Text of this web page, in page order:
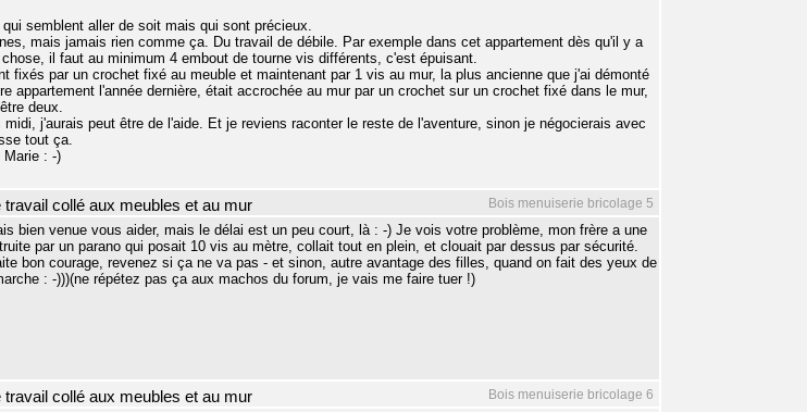
semblent aller de soit mais qui sont précieux.
mais jamais rien comme ça. Du travail de débile. Par exemple dans cet appartement dès qu'il y a
il faut au minimum 4 embout de tourne vis différents, c'est épuisant.
fixés par un crochet fixé au meuble et maintenant par 1 vis au mur, la plus ancienne que j'ai démonté
appartement l'année dernière, était accrochée au mur par un crochet sur un crochet fixé dans le mur,
deux.
j'aurais peut être de l'aide. Et je reviens raconter le reste de l'aventure, sinon je négocierais avec
tout ça.
Marie : -)
Bois menuiserie bricolage 5
travail collé aux meubles et au mur
bien venue vous aider, mais le délai est un peu court, là : -) Je vois votre problème, mon frère a une
par un parano qui posait 10 vis au mètre, collait tout en plein, et clouait par dessus par sécurité.
bon courage, revenez si ça ne va pas - et sinon, autre avantage des filles, quand on fait des yeux de
: -)))(ne répétez pas ça aux machos du forum, je vais me faire tuer !)
Bois menuiserie bricolage 6
travail collé aux meubles et au mur